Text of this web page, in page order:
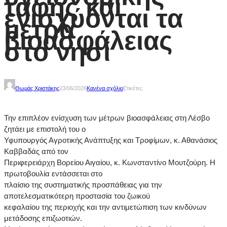
ταφής και
ενισχύονται τα
μέτρα
βιοασφάλειας
στο νησί
Θωμάς Χριστάκης23/06/2026Κανένα σχόλιοΕτικέτες
Την επιπλέον ενίσχυση των μέτρων βιοασφάλειας στη Λέσβο
ζητάει με επιστολή του ο
Υφυπουργός Αγροτικής Ανάπτυξης και Τροφίμων, κ. Αθανάσιος
Καββαδάς από τον
Περιφερειάρχη Βορείου Αιγαίου, κ. Κωνσταντίνο Μουτζούρη. Η
πρωτοβουλία εντάσσεται στο
πλαίσιο της συστηματικής προσπάθειας για την
αποτελεσματικότερη προστασία του ζωικού
κεφαλαίου της περιοχής και την αντιμετώπιση των κινδύνων
μετάδοσης επιζωοτιών.